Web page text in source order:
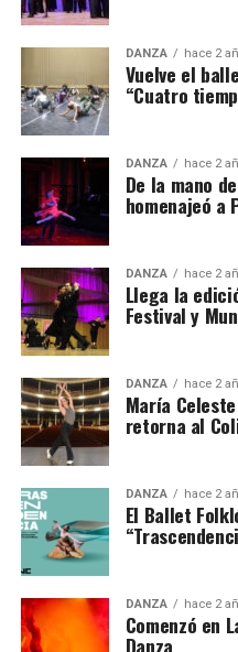
DANZA hace 2
Vuelve el
“Cuatro
DANZA hace 2
De la mano
homenajeó a
DANZA hace 2
Llega la
Festival y
DANZA hace 2
María
retorna al
DANZA hace 2
El Ballet
DANZA hace 2
Comenzó en
Danza